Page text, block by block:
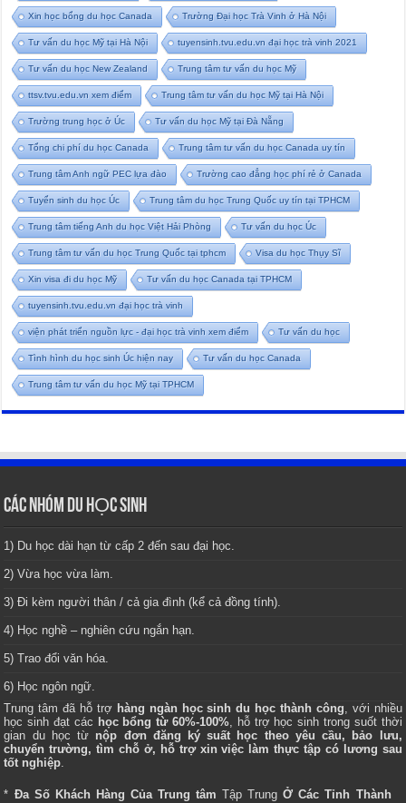
Xin học bổng du học Canada Trường Đại học Trà Vinh ở Hà Nội
Tư vấn du học Mỹ tại Hà Nội tuyensinh.tvu.edu.vn đại học trà vinh 2021
Tư vấn du học New Zealand Trung tâm tư vấn du học Mỹ
ttsv.tvu.edu.vn xem điểm Trung tâm tư vấn du học Mỹ tại Hà Nội
Trường trung học ở Úc Tư vấn du học Mỹ tại Đà Nẵng
Tổng chi phí du học Canada Trung tâm tư vấn du học Canada uy tín
Trung tâm Anh ngữ PEC lựa đào Trường cao đẳng học phí rẻ ở Canada
Tuyển sinh du học Úc Trung tâm du học Trung Quốc uy tín tại TPHCM
Trung tâm tiếng Anh du học Việt Hải Phòng Tư vấn du học Úc
Trung tâm tư vấn du học Trung Quốc tại tphcm Visa du học Thụy Sĩ
Xin visa đi du học Mỹ Tư vấn du học Canada tại TPHCM
tuyensinh.tvu.edu.vn đại học trà vinh
viện phát triển nguồn lực - đại học trà vinh xem điểm Tư vấn du học
Tình hình du học sinh Úc hiện nay Tư vấn du học Canada
Trung tâm tư vấn du học Mỹ tại TPHCM
CÁC NHÓM DU HỌC SINH
1) Du học dài hạn từ cấp 2 đến sau đại học.
2) Vừa học vừa làm.
3) Đi kèm người thân / cả gia đình (kể cả đồng tính).
4) Học nghề – nghiên cứu ngắn hạn.
5) Trao đổi văn hóa.
6) Học ngôn ngữ.
Trung tâm đã hỗ trợ hàng ngàn học sinh du học thành công, với nhiều
học sinh đạt các học bổng từ 60%-100%, hỗ trợ học sinh trong suốt thời
gian du học từ nộp đơn đăng ký suất học theo yêu cầu, bảo lưu,
chuyển trường, tìm chỗ ở, hỗ trợ xin việc làm thực tập có lương sau
tốt nghiệp.
* Đa Số Khách Hàng Của Trung tâm Tập TrungỞ Các Tỉnh Thành